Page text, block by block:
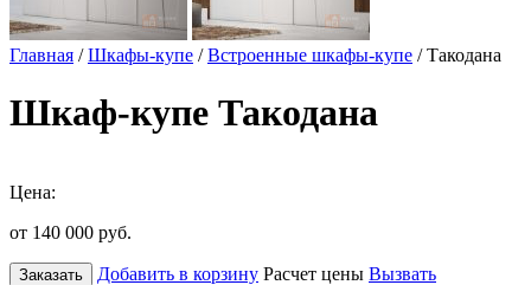
Главная /Шкафы-купе /Встроенные шкафы-купе / Такодана
Шкаф-купе Такодана
Цена:
от 140 000 руб.
Заказать Добавить в корзину Расчет цены Вызвать